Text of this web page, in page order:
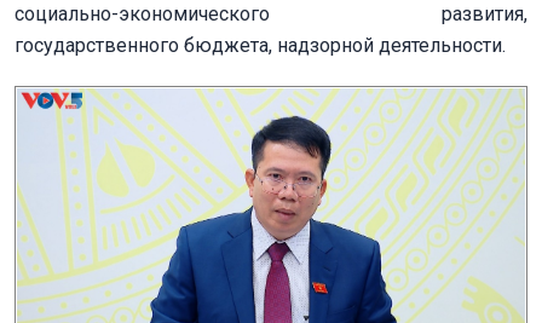
социально-экономического развития,
государственного бюджета, надзорной деятельности.